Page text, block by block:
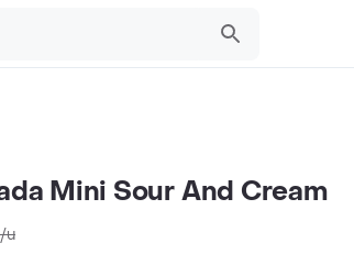
Mini Sour And Cream
u